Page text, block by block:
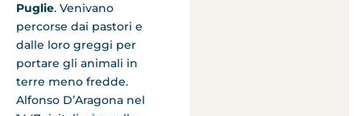
Puglie. Venivano
percorse dai pastori e
dalle loro greggi per
portare gli animali in
terre meno fredde.
Alfonso D’Aragona nel